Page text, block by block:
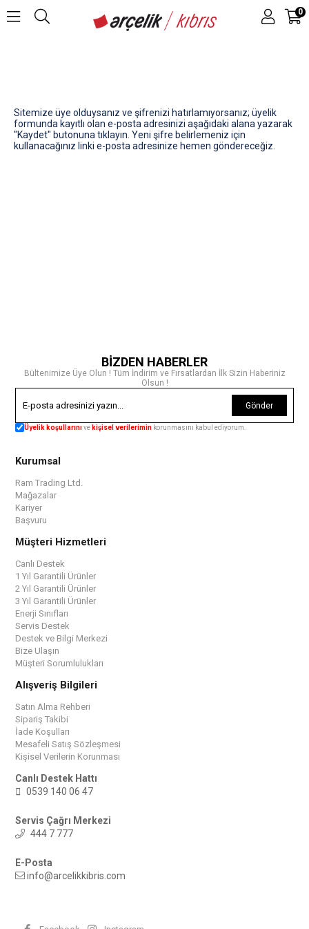
0
Sitemize üye olduysanız ve şifrenizi hatırlamıyorsanız; üyelik
formunda kayıtlı olan e-posta adresinizi aşağıdaki alana yazarak
"Kaydet" butonuna tıklayın. Yeni şifre belirlemeniz için
kullanacağınız linki e-posta adresinize hemen göndereceğiz.
BİZDEN HABERLER
Bültenimize Üye Olun ! Tüm İndirim ve Fırsatlardan İlk Sizin Haberiniz
Olsun !
Gönder
Üyelik koşullarınıve kişisel verilerimin korunmasını kabul ediyorum.
Kurumsal
Ram Trading Ltd.
Mağazalar
Kariyer
Başvuru
Müşteri Hizmetleri
Canlı Destek
1 Yıl Garantili Ürünler
2 Yıl Garantili Ürünler
3 Yıl Garantili Ürünler
Enerji Sınıfları
Servis Destek
Destek ve Bilgi Merkezi
Bize Ulaşın
Müşteri Sorumlulukları
Alışveriş Bilgileri
Satın Alma Rehberi
Sipariş Takibi
İade Koşulları
Mesafeli Satış Sözleşmesi
Kişisel Verilerin Korunması
Canlı Destek Hattı
0539 140 06 47
Servis Çağrı Merkezi
444 7 777
E-Posta
info@arcelikkibris.com